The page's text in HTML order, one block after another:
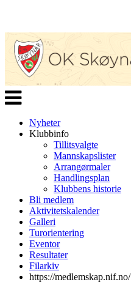
Veksle
navigasjon
Nyheter
Klubbinfo
Tillitsvalgte
Mannskapslister
Arrangørmaler
Handlingsplan
Klubbens historie
Bli medlem
Aktivitetskalender
Galleri
Turorientering
Eventor
Resultater
Filarkiv
https://medlemskap.nif.no/